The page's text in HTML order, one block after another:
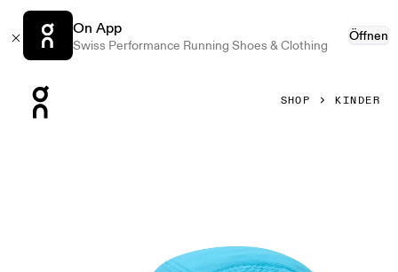
On App
Swiss Performance Running Shoes & Clothing
Öffnen
SHOP KINDER